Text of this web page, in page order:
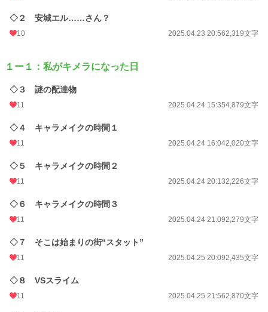
投稿は数日置きになります。
で、よろしくお願いです。
小説家になろう様でも更新中（こっちの方が最新）もちろんかくよむでも。
本作はリメイクの位置付けです。（内容は寄せてますが、設定・キャラ・展開な
AIに聞いてみました。
SFだと硬い印象になるらしい。
いです。
24h.ポイント
文字数 707,841
更新日時
◇２ 安城エル……さん？
10 2025.04.23 20:562,319文字
１ー１：私がキメラになった日
◇３ 謎の配達物
11 2025.04.24 15:354,879文字
◇４ キャラメイクの時間１
11 2025.04.24 16:042,020文字
◇５ キャラメイクの時間２
11 2025.04.24 20:132,226文字
◇６ キャラメイクの時間３
11 2025.04.24 21:092,279文字
◇７ そこは始まりの街“スタット”
11 2025.04.25 20:092,435文字
◇８ VSスライム
11 2025.04.25 21:562,870文字